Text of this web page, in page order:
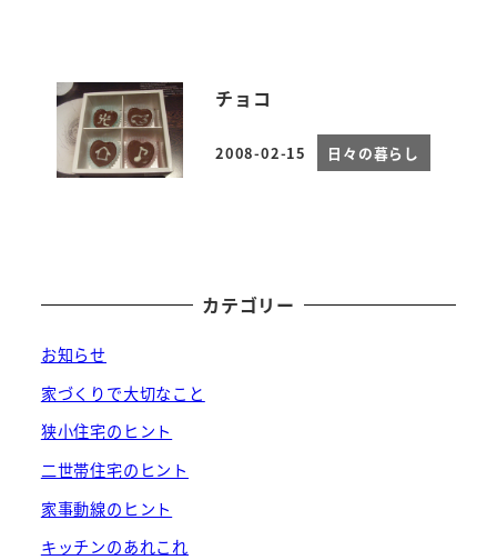
チョコ
投稿日
2008-02-15 日々の暮らし
カテゴリー
お知らせ
家づくりで大切なこと
狭小住宅のヒント
二世帯住宅のヒント
家事動線のヒント
キッチンのあれこれ